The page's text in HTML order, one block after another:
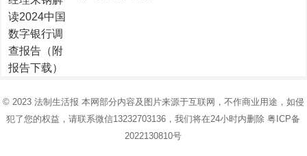
© 2023 法制生活报 本网部分内容及图片来源于互联网，不作商业用途，如侵
犯了您的权益，请联系微信13232703136，我们将在24小时内删除粤ICP备
2022130810号